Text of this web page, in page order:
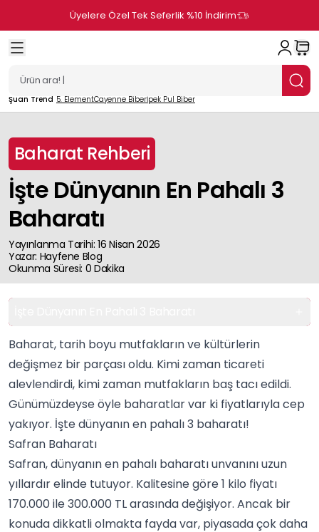
Üyelere Özel Tek Seferlik %10 İndirim
Şuan Trend 5. ElementCayenne Biberİpek Pul Biber
Baharat Rehberi
İşte Dünyanın En Pahalı 3
Baharatı
Yayınlanma Tarihi: 16 Nisan 2026
Yazar: Hayfene Blog
Okunma Süresi: 0 Dakika
Baharat, tarih boyu mutfakların ve kültürlerin
değişmez bir parçası oldu. Kimi zaman ticareti
alevlendirdi, kimi zaman mutfakların baş tacı edildi.
Günümüzdeyse öyle baharatlar var ki fiyatlarıyla cep
yakıyor. İşte dünyanın en pahalı 3 baharatı!
Safran Baharatı
Safran, dünyanın en pahalı baharatı unvanını uzun
yıllardır elinde tutuyor. Kalitesine göre 1 kilo fiyatı
170.000 ile 300.000 TL arasında değişiyor. Ancak bir
konuda dikkatli olmakta fayda var, piyasada çok daha